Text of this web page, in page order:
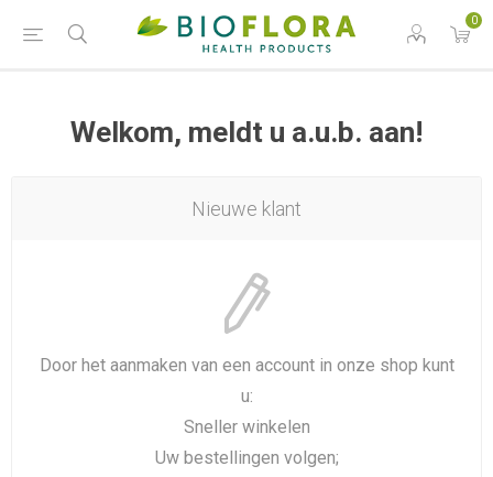
0
Welkom, meldt u a.u.b. aan!
Nieuwe klant
Door het aanmaken van een account in onze shop kunt
u:
Sneller winkelen
Uw bestellingen volgen;